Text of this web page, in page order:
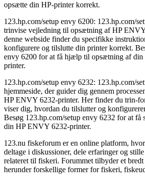
opsætte din HP-printer korrekt.
123.hp.com/setup envy 6200: 123.hp.com/
trinvise vejledning til opsætning af HP
denne webside finder du specifikke
konfigurere og tilslutte din printer korrekt.
envy 6200 for at få hjælp til opsætning af
printer.
123.hp.com/setup envy 6232: 123.hp.com/
hjemmeside, der guider dig gennem
HP ENVY 6232-printer. Her finder du trin-
viser dig, hvordan du tilslutter og
Besøg 123.hp.com/setup envy 6232 for at
din HP ENVY 6232-printer.
123.nu fiskeforum er en online platform,
deltage i diskussioner, dele erfaringer og
relateret til fiskeri. Forummet tilbyder et
herunder forskellige former for fiskeri,